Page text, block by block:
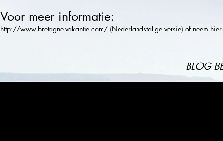
Voor meer informatie:
http://www.bretagne-vakantie.com/ (Nederlandstalige versie) of neem hier
BLOG